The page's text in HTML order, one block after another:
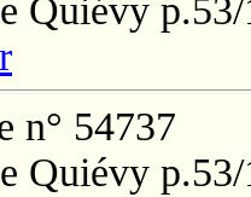
Quiévy
n° 54737
Quiévy